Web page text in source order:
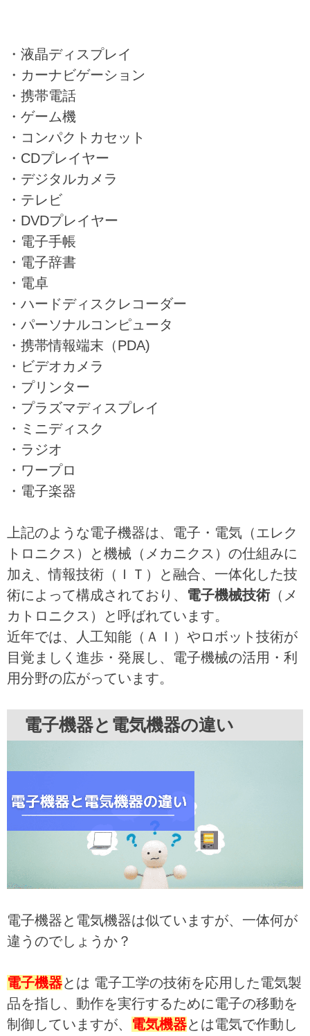
・液晶ディスプレイ
・カーナビゲーション
・携帯電話
・ゲーム機
・コンパクトカセット
・CDプレイヤー
・デジタルカメラ
・テレビ
・DVDプレイヤー
・電子手帳
・電子辞書
・電卓
・ハードディスクレコーダー
・パーソナルコンピュータ
・携帯情報端末（PDA)
・ビデオカメラ
・プリンター
・プラズマディスプレイ
・ミニディスク
・ラジオ
・ワープロ
・電子楽器
上記のような電子機器は、電子・電気（エレク
トロニクス）と機械（メカニクス）の仕組みに
加え、情報技術（ＩＴ）と融合、一体化した技
術によって構成されており、 電子機械技術（メ
カトロニクス）と呼ばれています。
近年では、人工知能（ＡＩ）やロボット技術が
目覚ましく進歩・発展し、電子機械の活用・利
用分野の広がっています。
電子機器と電気機器の違い
電子機器と電気機器は似ていますが、一体何が
違うのでしょうか？
電子機器とは 電子工学の技術を応用した電気製
品を指し、動作を実行するために電子の移動を
制御していますが、 電気機器とは電気で作動し